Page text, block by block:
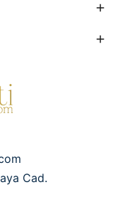
Cad.